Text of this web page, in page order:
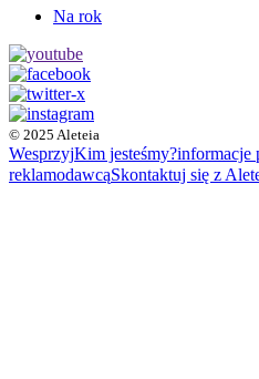
Na rok
© 2025 Aleteia
WesprzyjKim jesteśmy?informacje
reklamodawcąSkontaktuj się z